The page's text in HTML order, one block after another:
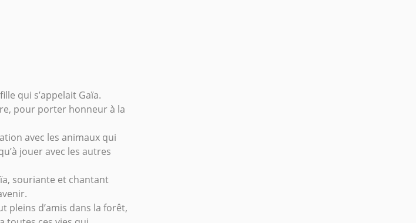
qui s’appelait Gaïa.
pour porter honneur à la
avec les animaux qui
jouer avec les autres
souriante et chantant
pleins d’amis dans la forêt,